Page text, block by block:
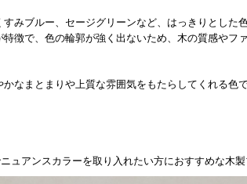
みブルー、セージグリーンなど、はっきりとした
徴で、色の輪郭が強く出ないため、木の質感や
なまとまりや上質な雰囲気をもたらしてくれる色
ュアンスカラーを取り入れたい方におすすめな木製